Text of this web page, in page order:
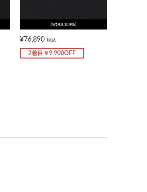
¥76,890 税込
2着目￥9,900OFF